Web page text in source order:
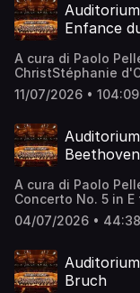
Enfance
A cura di Paolo
ChristStéphanie
(Marie)Stéphane
bass
11/07/2026 • 104:09
A cura di Paolo
Concerto No. 5 in
Adagio un poco
BernsteinPiano:
04/07/2026 • 44:38
Bruch